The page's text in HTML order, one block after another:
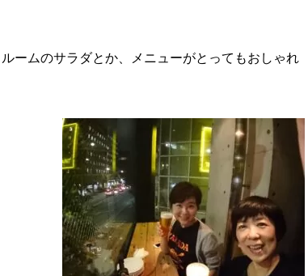
ームのサラダとか、メニューがとってもおしゃれ